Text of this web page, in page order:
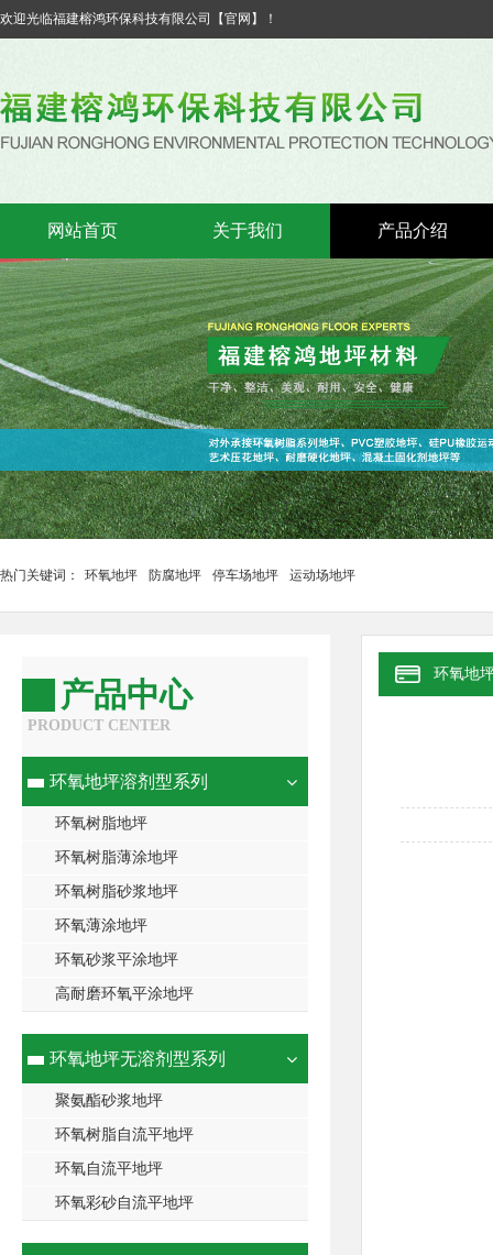
欢迎光临福建榕鸿环保科技有限公司【官网】！
网站首页 关于我们 产品介绍
热门关键词： 环氧地坪 防腐地坪 停车场地坪 运动场地坪
产品中心
PRODUCT CENTER
环氧地坪溶剂型系列
环氧树脂地坪
环氧树脂薄涂地坪
环氧树脂砂浆地坪
环氧薄涂地坪
环氧砂浆平涂地坪
高耐磨环氧平涂地坪
环氧地坪无溶剂型系列
聚氨酯砂浆地坪
环氧树脂自流平地坪
环氧自流平地坪
环氧彩砂自流平地坪
环氧地